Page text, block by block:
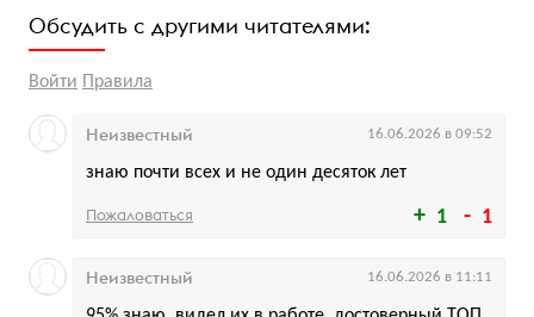
Обсудить с другими читателями:
Войти Правила
1 1
знаю почти всех и не один десяток лет
Неизвестный 16.06.2026 в 09:52
Пожаловаться
Неизвестный 16.06.2026 в 11:11